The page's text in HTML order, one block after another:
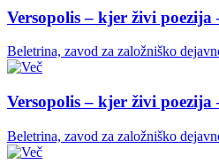
Versopolis – kjer živi poezija
Beletrina, zavod za založniško
Versopolis – kjer živi poezija
Beletrina, zavod za založniško